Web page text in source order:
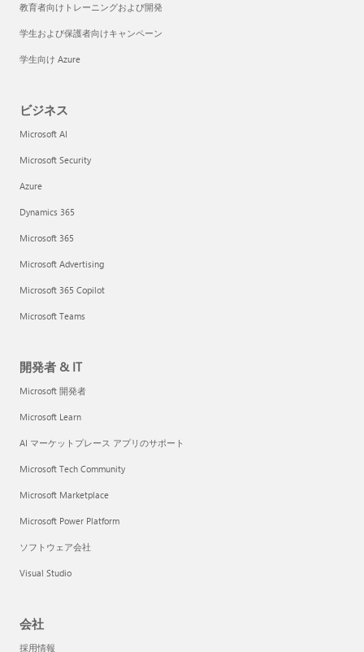
教育者向けトレーニングおよび開発
学生および保護者向けキャンペーン
学生向け Azure
ビジネス
Microsoft AI
Microsoft Security
Azure
Dynamics 365
Microsoft 365
Microsoft Advertising
Microsoft 365 Copilot
Microsoft Teams
開発者 & IT
Microsoft 開発者
Microsoft Learn
AI マーケットプレース アプリのサポート
Microsoft Tech Community
Microsoft Marketplace
Microsoft Power Platform
ソフトウェア会社
Visual Studio
会社
採用情報